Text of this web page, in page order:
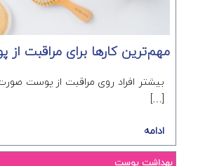
مهم‌ترین کارها برای مراقبت
بیشتر افراد روی مراقبت از پوست
[…]
ادامه
بهداشت پوست